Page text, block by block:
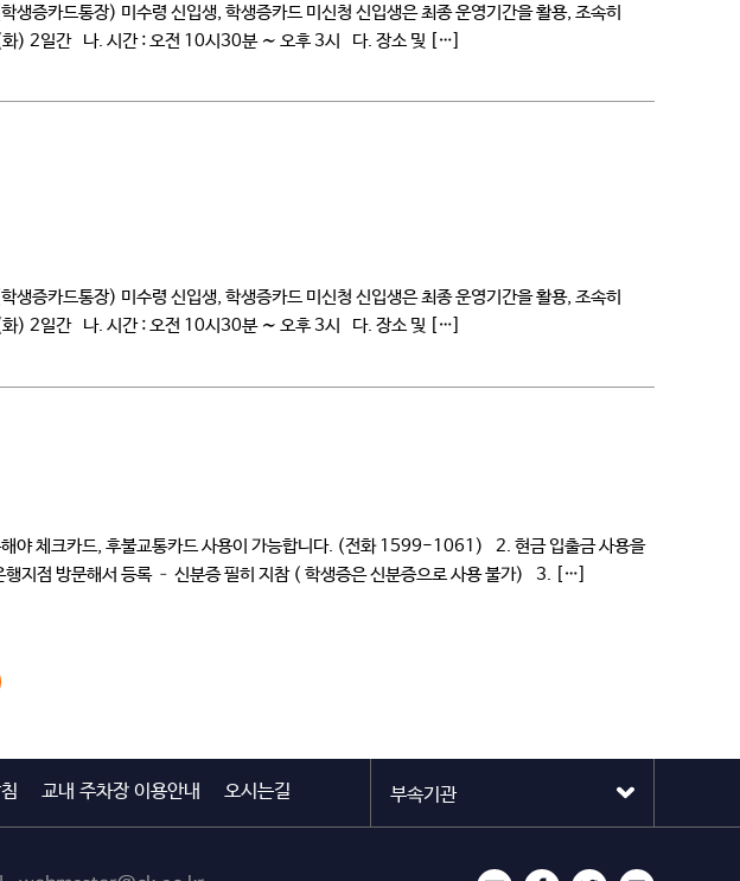
증카드통장) 미수령 신입생, 학생증카드 미신청 신입생은 최종 운영기간을 활용, 조속히
) 2일간 나. 시간 : 오전 10시30분 ∼ 오후 3시 다. 장소 및 […]
증카드통장) 미수령 신입생, 학생증카드 미신청 신입생은 최종 운영기간을 활용, 조속히
) 2일간 나. 시간 : 오전 10시30분 ∼ 오후 3시 다. 장소 및 […]
야 체크카드, 후불교통카드 사용이 가능합니다. (전화 1599-1061) 2. 현금 입출금 사용을
지점 방문해서 등록 – 신분증 필히 지참 ( 학생증은 신분증으로 사용 불가) 3. […]
교내 주차장 이용안내 오시는길